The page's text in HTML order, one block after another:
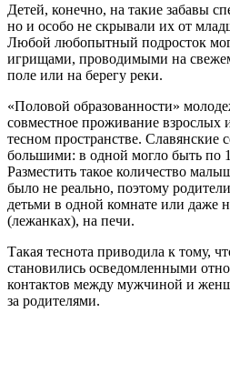
Детей, конечно, на такие забавы
но и особо не скрывали их от
Любой любопытный подросток мог
игрищами, проводимыми на
поле или на берегу реки.
«Половой образованности»
совместное проживание взрослых
тесном пространстве. Славянские
большими: в одной могло быть по
Разместить такое количество
было не реально, поэтому
детьми в одной комнате или даже
(лежанках), на печи.
Такая теснота приводила к тому,
становились осведомленными
контактов между мужчиной и
за родителями.